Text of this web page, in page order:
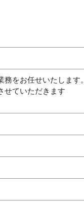
務をお任せいたします
せていただきます